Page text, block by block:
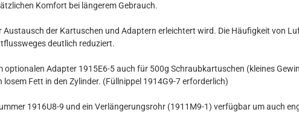
Komfort bei längerem Gebrauch.
Austausch der Kartuschen und Adaptern erleichtert wird. Die Häufigkeit von
deutlich reduziert.
Adapter 1915E6-5 auch für 500g Schraubkartuschen (kleines
Fett in den Zylinder. (Füllnippel 1914G9-7 erforderlich)
1916U8-9 und ein Verlängerungsrohr (1911M9-1) verfügbar um auch